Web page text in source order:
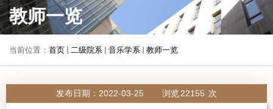
教师一览
当前位置： 首页 二级院系 音乐学系 教师一览
发布日期：2022-03-25 浏览22155 次